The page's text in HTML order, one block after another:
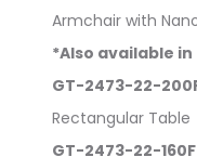
Armchair with
*Also available in
GT-2473-22-
Rectangular Table
GT-2473-22-160F